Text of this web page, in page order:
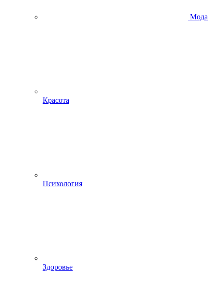
Мода
Красота
Психология
Здоровье